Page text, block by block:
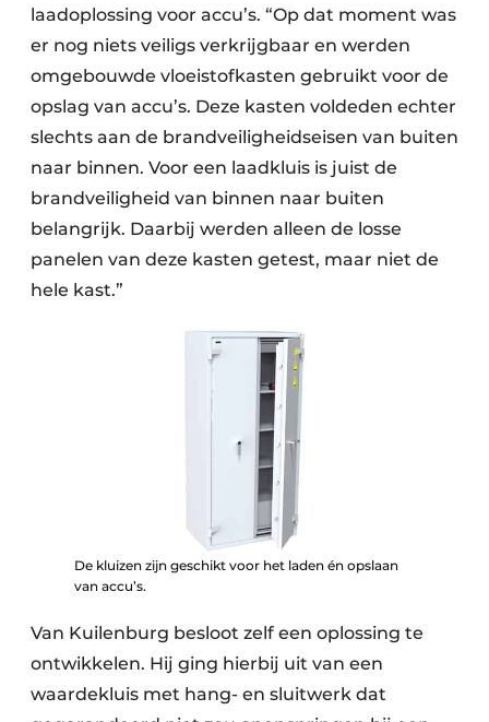
laadoplossing voor accu’s. “Op dat moment was
er nog niets veiligs verkrijgbaar en werden
omgebouwde vloeistofkasten gebruikt voor de
opslag van accu’s. Deze kasten voldeden echter
slechts aan de brandveiligheidseisen van buiten
naar binnen. Voor een laadkluis is juist de
brandveiligheid van binnen naar buiten
belangrijk. Daarbij werden alleen de losse
panelen van deze kasten getest, maar niet de
hele kast.”
De kluizen zijn geschikt voor het laden én opslaan
van accu’s.
Van Kuilenburg besloot zelf een oplossing te
ontwikkelen. Hij ging hierbij uit van een
waardekluis met hang- en sluitwerk dat